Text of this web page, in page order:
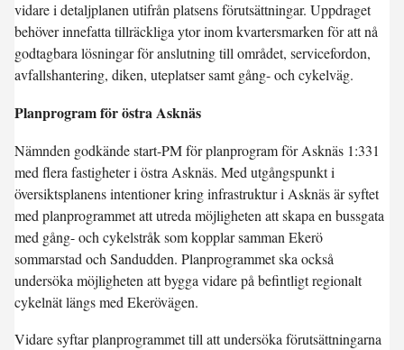
vidare i detaljplanen utifrån platsens förutsättningar. Uppdraget
behöver innefatta tillräckliga ytor inom kvartersmarken för att nå
godtagbara lösningar för anslutning till området, servicefordon,
avfallshantering, diken, uteplatser samt gång- och cykelväg.
Planprogram för östra Asknäs
Nämnden godkände start-PM för planprogram för Asknäs 1:331
med flera fastigheter i östra Asknäs. Med utgångspunkt i
översiktsplanens intentioner kring infrastruktur i Asknäs är syftet
med planprogrammet att utreda möjligheten att skapa en bussgata
med gång- och cykelstråk som kopplar samman Ekerö
sommarstad och Sandudden. Planprogrammet ska också
undersöka möjligheten att bygga vidare på befintligt regionalt
cykelnät längs med Ekerövägen.
Vidare syftar planprogrammet till att undersöka förutsättningarna